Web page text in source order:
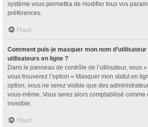
système vous permettra de modifier tous vos
préférences.
Haut
Comment puis-je masquer mon nom d’utilisateur
utilisateurs en ligne ?
Dans le panneau de contrôle de l’utilisateur, sous
vous trouverez l’option « Masquer mon statut en
option, vous ne serez visible que des
vous-même. Vous serez alors comptabilisé comme
invisible.
Haut